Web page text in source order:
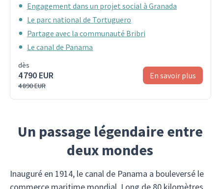
Engagement dans un projet social à Granada
Le parc national de Tortuguero
Partage avec la communauté Bribri
Le canal de Panama
dès
4 790 EUR
4 890 EUR
En savoir plus
Un passage légendaire entre
deux mondes
Inauguré en 1914, le canal de Panama a bouleversé le
commerce maritime mondial. Long de 80 kilomètres,